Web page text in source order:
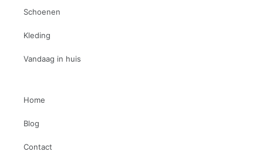
Schoenen
Kleding
Vandaag in huis
Home
Blog
Contact